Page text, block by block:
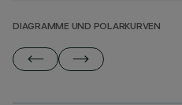
DIAGRAMME UND POLARKURVEN